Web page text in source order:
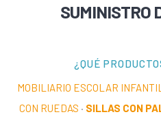
SUMINISTRO
¿QUÉ
MOBILIARIO ESCOLAR INFANTIL
CON RUEDAS · SILLAS CON